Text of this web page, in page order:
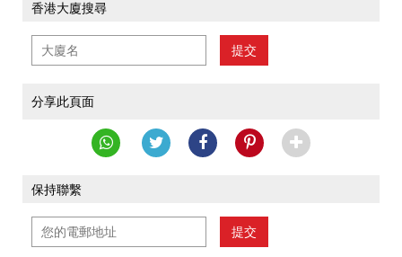
香港大廈搜尋
提交
分享此頁面
保持聯繫
提交